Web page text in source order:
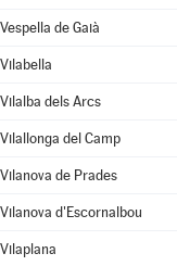
Vespella de Gaià
Vilabella
Vilalba dels Arcs
Vilallonga del Camp
Vilanova de Prades
Vilanova d'Escornalbou
Vilaplana